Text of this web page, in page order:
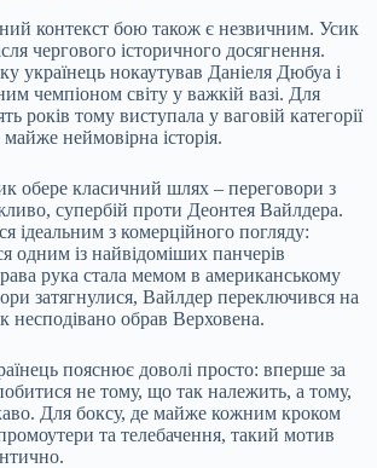
контекст бою також є незвичним. Усик
чергового історичного досягнення.
українець нокаутував Даніеля Дюбуа і
чемпіоном світу у важкій вазі. Для
років тому виступала у ваговій категорії
неймовірна історія.
обере класичний шлях – переговори з
супербій проти Деонтея Вайлдера.
ідеальним з комерційного погляду:
одним із найвідоміших панчерів
рука стала мемом в американському
затягнулися, Вайлдер переключився на
несподівано обрав Верховена.
пояснює доволі просто: вперше за
побитися не тому, що так належить, а тому,
Для боксу, де майже кожним кроком
та телебачення, такий мотив